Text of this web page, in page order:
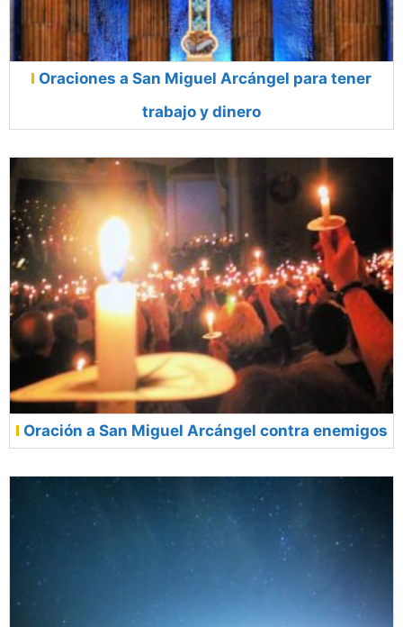
Oraciones a San Miguel Arcángel para tener
trabajo y dinero
Oración a San Miguel Arcángel contra enemigos